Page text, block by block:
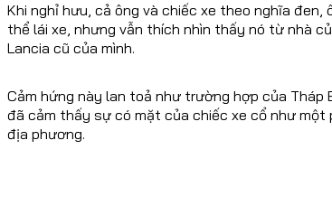
Khi nghỉ hưu, cả ông và chiếc xe theo nghĩa
thể lái xe, nhưng vẫn thích nhìn thấy nó từ nhà
Lancia cũ của mình.
Cảm hứng này lan toả như trường hợp của
đã cảm thấy sự có mặt của chiếc xe cổ như một
địa phương.